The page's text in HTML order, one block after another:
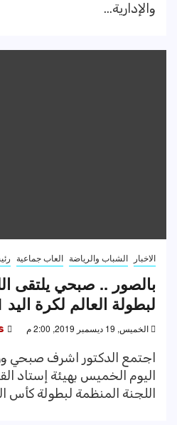
والإدارية...
الاخبار الشباب والرياضة العاب جماعية
بالصور .. صبحي يلتقى
لبطولة العالم لكرة اليد 2021
الخميس, 19 ديسمبر 2019, 2:00 م
اجتمع الدكتور اشرف صبحي
اليوم الخميس بهيئة إستاد
اللجنة المنظمة لبطولة كأس